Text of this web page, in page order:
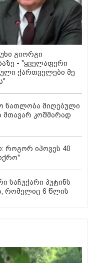
გიორგი
- "ყველაფერი
ქართველები მე
ნათლობა მიღებული
მთავარ კოშმარად
როგორ იპოვეს 40
საჩუქარი პუტინს
რომელიც 6 წლის